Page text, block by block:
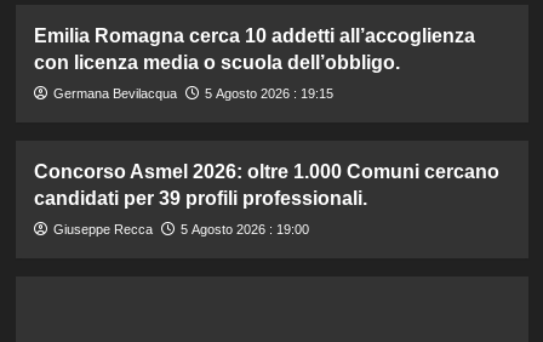
Emilia Romagna cerca 10 addetti all’accoglienza
con licenza media o scuola dell’obbligo.
Germana Bevilacqua 5 Agosto 2026 : 19:15
Concorso Asmel 2026: oltre 1.000 Comuni cercano
candidati per 39 profili professionali.
Giuseppe Recca 5 Agosto 2026 : 19:00